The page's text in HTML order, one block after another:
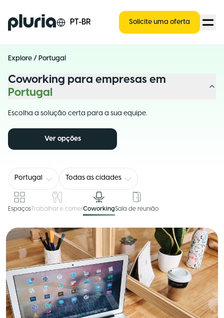
Logo Pluria PT-BR Solicite uma oferta
Explore / Portugal
Coworking para empresas em
Portugal
Escolha a solução certa para a sua equipe.
Ver opções
Portugal Todas as cidades
EspaçosTrabalhar e comerCoworkingSala de reunião